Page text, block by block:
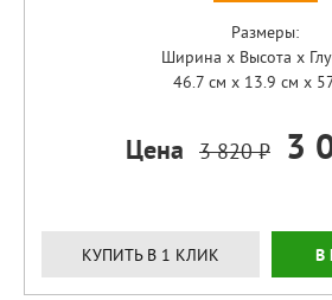
Размеры:
Ширина x Высота x
46.7 см x 13.9 см x
Цена 3 820 ₽ 3
КУПИТЬ В 1 КЛИК